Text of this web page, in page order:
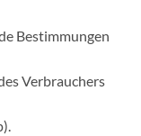
Bestimmungen
Verbrauchers